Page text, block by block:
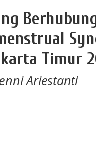
Timur
Ariestanti